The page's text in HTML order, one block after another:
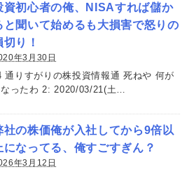
資初心者の俺、NISAすれば儲か
と聞いて始めるも大損害で怒りの
切り！
年3月30日
りすがりの株投資情報通 死ねや 何が
ったわ 2: 2020/03/21(土…
社の株価俺が入社してから9倍以
になってる、俺すごすぎん？
年3月12日